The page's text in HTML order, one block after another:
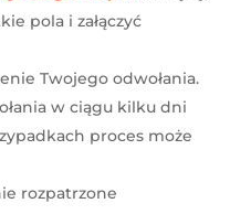
pola i załączyć
Twojego odwołania.
w ciągu kilku dni
proces może
rozpatrzone